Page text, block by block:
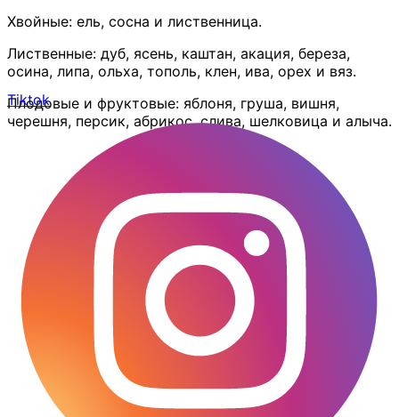
Хвойные: ель, сосна и лиственница.
Лиственные: дуб, ясень, каштан, акация, береза,
осина, липа, ольха, тополь, клен, ива, орех и вяз.
Плодовые и фруктовые: яблоня, груша, вишня,
черешня, персик, абрикос, слива, шелковица и алыча.
Tiktok